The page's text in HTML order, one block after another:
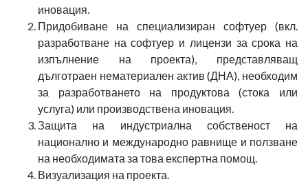
иновация.
Придобиване на специализиран софтуер (вкл.
разработване на софтуер и лицензи за срока на
изпълнение на проекта), представляващ
дълготраен нематериален актив (ДНА), необходим
за разработването на продуктова (стока или
услуга) или производствена иновация.
Защита на индустриална собственост на
национално и международно равнище и ползване
на необходимата за това експертна помощ.
Визуализация на проекта.